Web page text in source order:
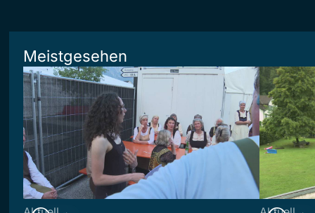
Meistgesehen